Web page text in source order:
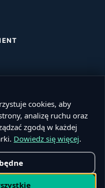
cookies, aby
analizę ruchu oraz
zgodą w każdej
Dowiedz się więcej.